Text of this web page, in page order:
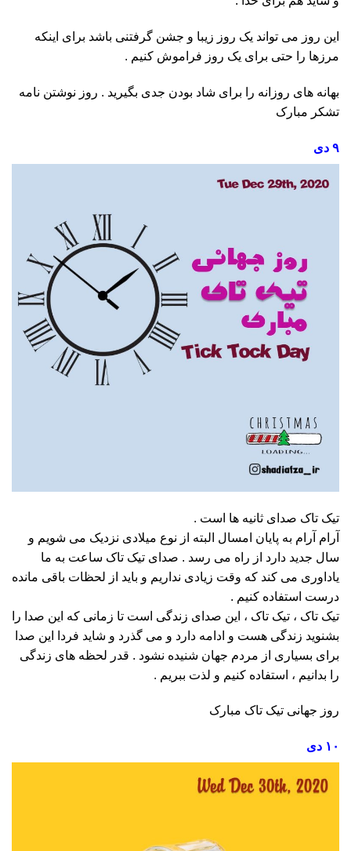
این روز می تواند یک روز زیبا و جشن گرفتنی باشد برای اینکه
مرزها را حتی برای یک روز فراموش کنیم .
بهانه های روزانه را برای شاد بودن جدی بگیرید . روز نوشتن نامه
تشکر مبارک
۹ دی
تیک تاک صدای ثانیه ها است .
آرام آرام به پایان امسال البته از نوع میلادی نزدیک می شویم و
سال جدید دارد از راه می رسد . صدای تیک تاک ساعت به ما
یاداوری می کند که وقت زیادی نداریم و باید از لحظات باقی مانده
درست استفاده کنیم .
تیک تاک ، تیک تاک ، این صدای زندگی است تا زمانی که این صدا را
بشنوید زندگی هست و ادامه دارد و می گذرد و شاید فردا این صدا
برای بسیاری از مردم جهان شنیده نشود . قدر لحظه های زندگی
را بدانیم ، استفاده کنیم و لذت ببریم .
روز جهانی تیک تاک مبارک
۱۰ دی